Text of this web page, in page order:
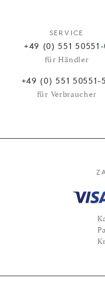
SERVICE
+49 (0) 551 50551-
für Händler
+49 (0) 551 50551-
für Verbraucher